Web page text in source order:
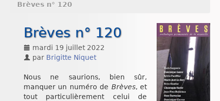
Nouvelles à lire
L’équipe de ND
Brèves n° 120
Brèves n° 120
mardi 19 juillet 2022
par Brigitte Niquet
Nous ne saurions, bien sûr,
manquer un numéro de Brèves, et
tout particulièrement celui de